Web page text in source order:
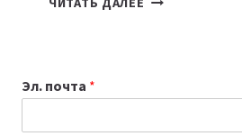
2026:
Эл. почта *